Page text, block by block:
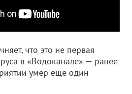
что это не первая
в «Водоканале» — ранее
умер еще один